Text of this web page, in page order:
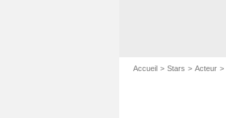
Accueil Stars Acteur